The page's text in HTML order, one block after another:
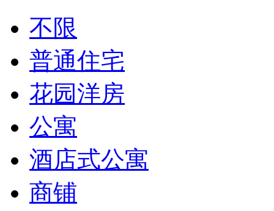
不限
普通住宅
花园洋房
公寓
酒店式公寓
商铺